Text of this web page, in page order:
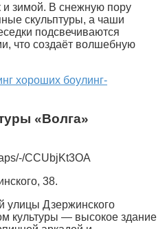
и зимой. В снежную пору
скульптуры, а чаши
подсвечиваются
что создаёт волшебную
хороших боулинг-
«Волга»
CCUbjKt3OA
38.
улицы Дзержинского
культуры — высокое здание